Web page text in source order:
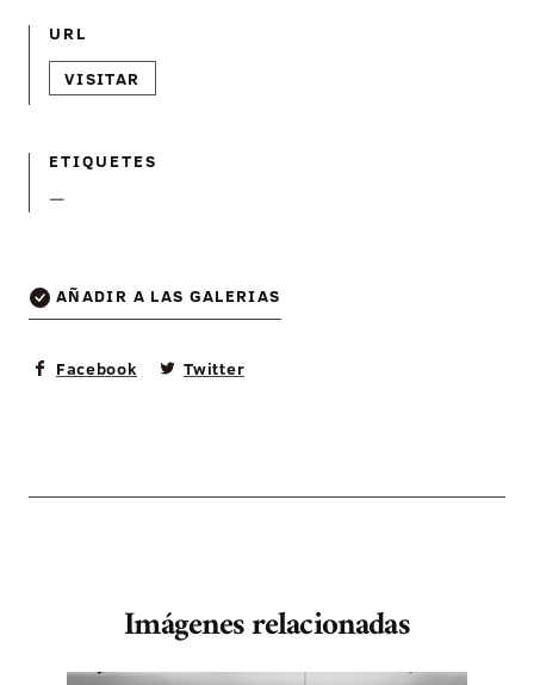
URL
VISITAR
ETIQUETES
—
AÑADIR A LAS GALERIAS
Facebook Twitter
Imágenes relacionadas